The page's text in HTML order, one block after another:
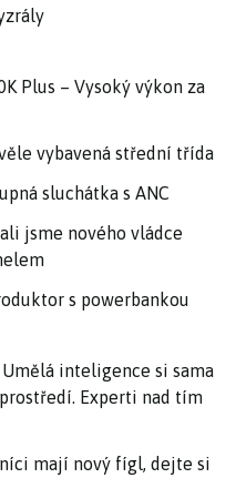
Plus – Vysoký výkon za
vybavená střední třída
sluchátka s ANC
jsme nového vládce
s powerbankou
inteligence si sama
Experti nad tím
mají nový fígl, dejte si